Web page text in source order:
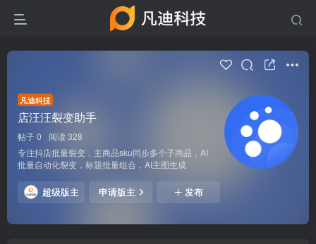
凡迪科技
店汪汪裂变助手
帖子 0
阅读 328
专注抖店批量裂变，主商品sku同步多个子商品，AI
批量自动化裂变，标题批量组合，AI主图生成
超级版主 申请版主 发布